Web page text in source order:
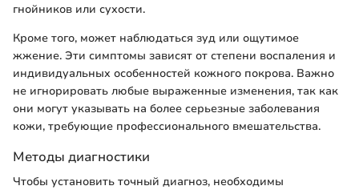
гнойников или сухости.
Кроме того, может наблюдаться зуд или ощутимое
жжение. Эти симптомы зависят от степени воспаления и
индивидуальных особенностей кожного покрова. Важно
не игнорировать любые выраженные изменения, так как
они могут указывать на более серьезные заболевания
кожи, требующие профессионального вмешательства.
Методы диагностики
Чтобы установить точный диагноз, необходимы